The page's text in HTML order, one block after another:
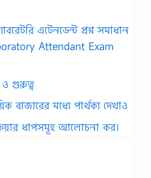
এটেনডেন্ট প্রশ্ন সমাধান
Attendant Exam
ও গুরুত্ব
বাজারের মধ্যে পার্থক্য দেখাও
ধাপসমূহ আলোচনা কর।